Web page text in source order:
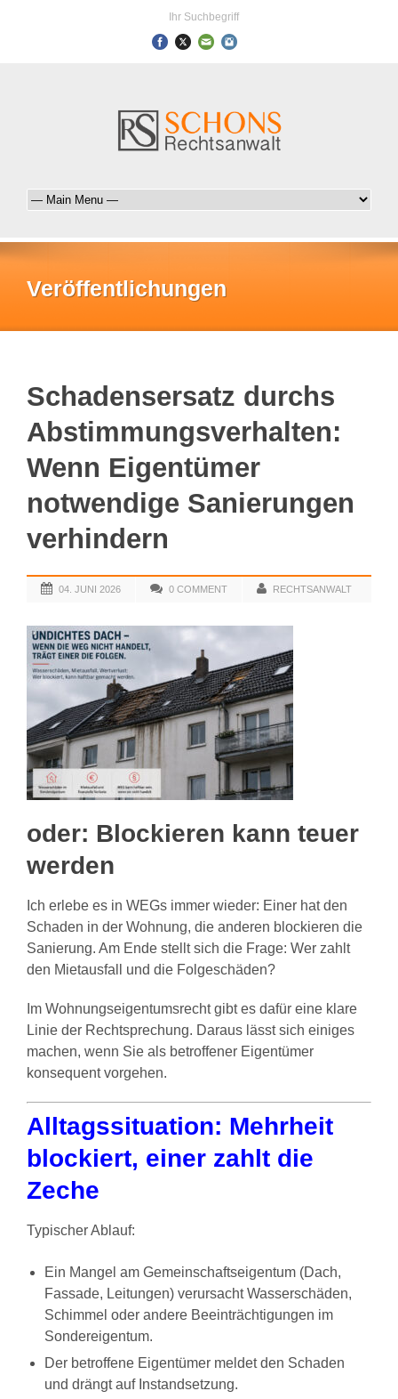
Ihr Suchbegriff
Veröffentlichungen
Schadensersatz durchs
Abstimmungsverhalten:
Wenn Eigentümer
notwendige Sanierungen
verhindern
04. JUNI 2026 0 COMMENT RECHTSANWALT
oder: Blockieren kann teuer
werden
Ich erlebe es in WEGs immer wieder: Einer hat den
Schaden in der Wohnung, die anderen blockieren die
Sanierung. Am Ende stellt sich die Frage: Wer zahlt
den Mietausfall und die Folgeschäden?
Im Wohnungseigentumsrecht gibt es dafür eine klare
Linie der Rechtsprechung. Daraus lässt sich einiges
machen, wenn Sie als betroffener Eigentümer
konsequent vorgehen.
Alltagssituation: Mehrheit
blockiert, einer zahlt die
Zeche
Typischer Ablauf:
Ein Mangel am Gemeinschaftseigentum (Dach,
Fassade, Leitungen) verursacht Wasserschäden,
Schimmel oder andere Beeinträchtigungen im
Sondereigentum.
Der betroffene Eigentümer meldet den Schaden
und drängt auf Instandsetzung.